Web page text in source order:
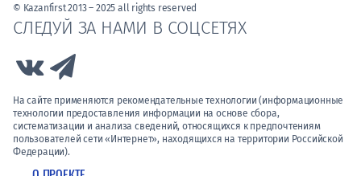
СЛЕДУЙ ЗА НАМИ В СОЦСЕТЯХ
Link to Vk
На сайте применяются рекомендательные технологии (информационные
технологии предоставления информации на основе сбора,
систематизации и анализа сведений, относящихся к предпочтениям
пользователей сети «Интернет», находящихся на территории Российской
Федерации).
© Kazanfirst 2013 – 2025 all rights reserved